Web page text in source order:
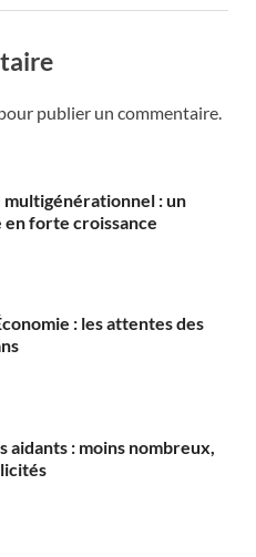
publier un commentaire.
multigénérationnel : un
en forte croissance
: les attentes des
aidants : moins nombreux,